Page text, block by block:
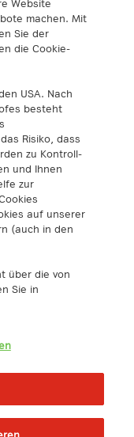
Website
machen. Mit
Sie der
die Cookie-
USA. Nach
besteht
Risiko, dass
zu Kontroll-
und Ihnen
zur
auf unserer
(auch in den
über die von
Sie in